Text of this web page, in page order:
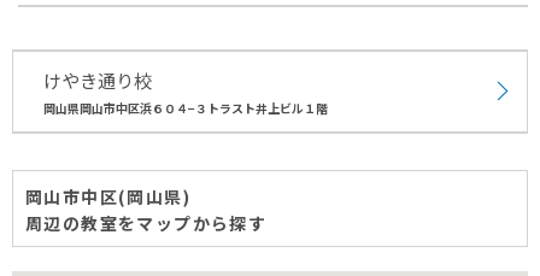
けやき通り校
岡山県岡山市中区浜６０４−３トラスト井上ビル１階
岡山市中区(岡山県)
周辺の教室をマップから探す